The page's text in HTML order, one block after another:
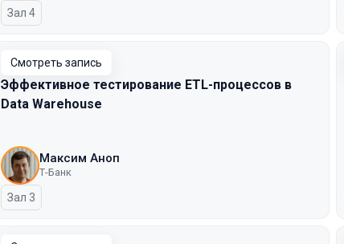
Зал 4
Смотреть запись
Эффективное тестирование ETL-процессов в
Data Warehouse
Максим Аноп
Т-Банк
Зал 3